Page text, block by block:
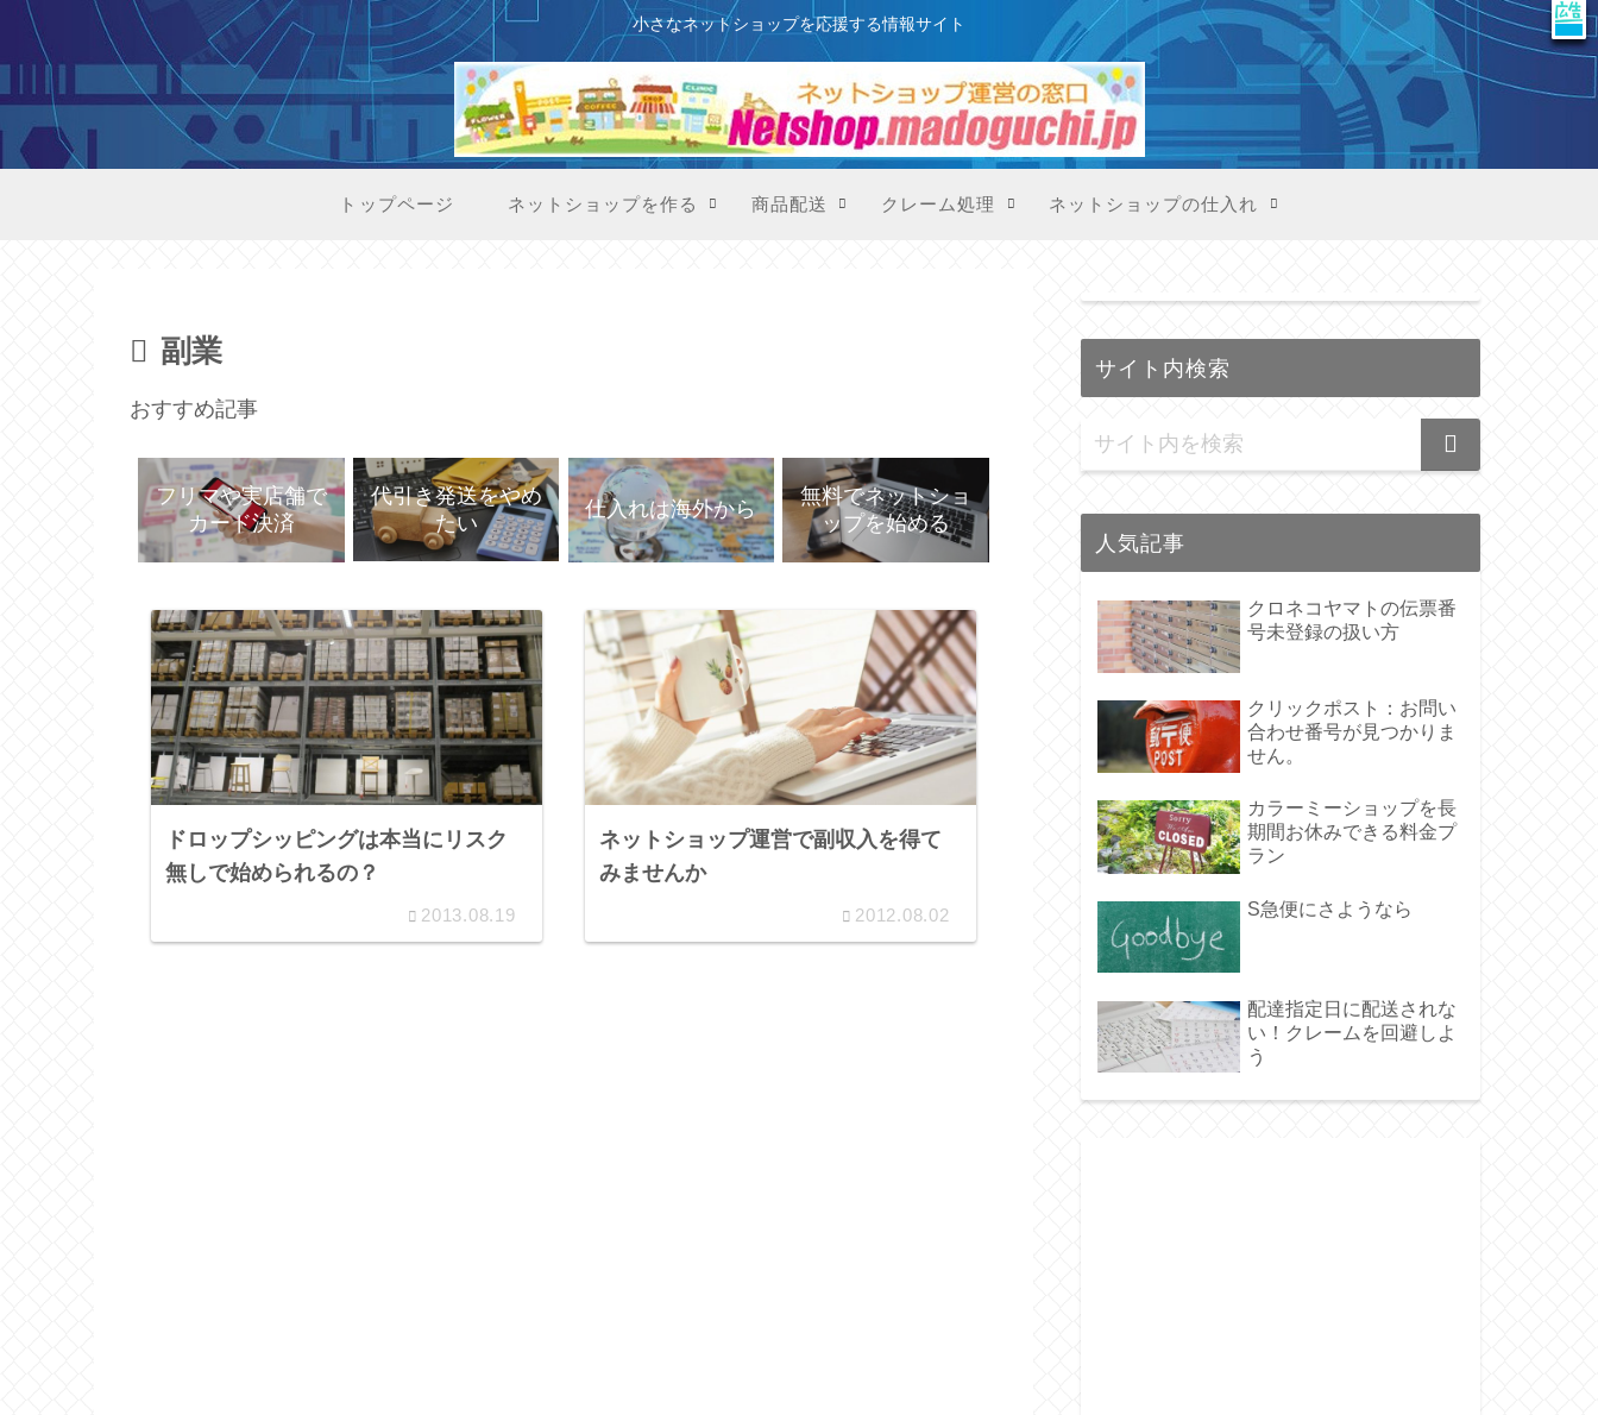
X
このサイトはプロモーションを含みます
小さなネットショップを応援する情報サイト
トップページ ネットショップを作る 商品配送 クレーム処理 ネットショップの仕入れ
副業
おすすめ記事
フリマや実店舗で
カード決済
代引き発送をやめ
たい
仕入れは海外から
無料でネットショ
ップを始める
ドロップシッピングは本当にリスク
無しで始められるの？
2013.08.19
ネットショップ運営で副収入を得て
みませんか
2012.08.02
サイト内検索
人気記事
クロネコヤマトの伝票番
号未登録の扱い方
クリックポスト：お問い
合わせ番号が見つかりま
せん。
カラーミーショップを長
期間お休みできる料金プ
ラン
S急便にさようなら
配達指定日に配送されな
い！クレームを回避しよ
う